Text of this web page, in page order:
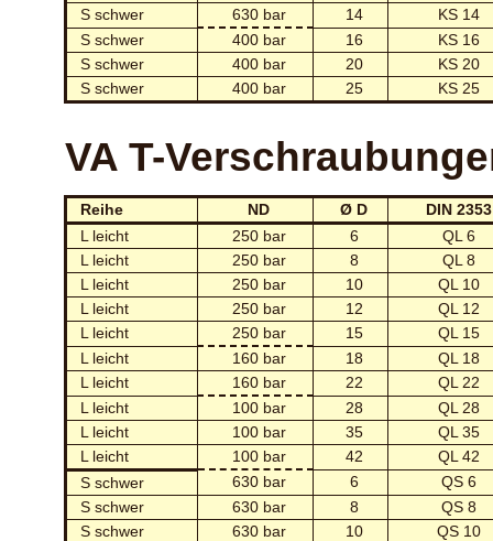
S schwer
630 bar 14
KS 14
S schwer
400 bar 16
KS 16
S schwer
400 bar 20
KS 20
S schwer
400 bar 25 KS 25
VA T-
Reihe ND Ø D
DIN 2353
L leicht
250 bar 6
QL 6
L leicht
250 bar 8
QL 8
L leicht
250 bar 10
QL 10
L leicht
250 bar 12
QL 12
L leicht
250 bar 15
QL 15
L leicht
160 bar 18
QL 18
L leicht
160 bar 22
QL 22
L leicht
100 bar 28
QL 28
L leicht
100 bar 35
QL 35
L leicht
100 bar 42
QL 42
S schwer
630 bar 6
QS 6
S schwer
630 bar 8
QS 8
S schwer
630 bar 10
QS 10